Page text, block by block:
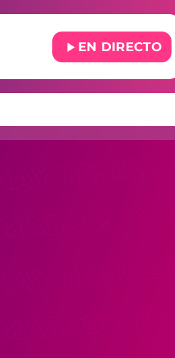
play_arrow EN DIRECTO